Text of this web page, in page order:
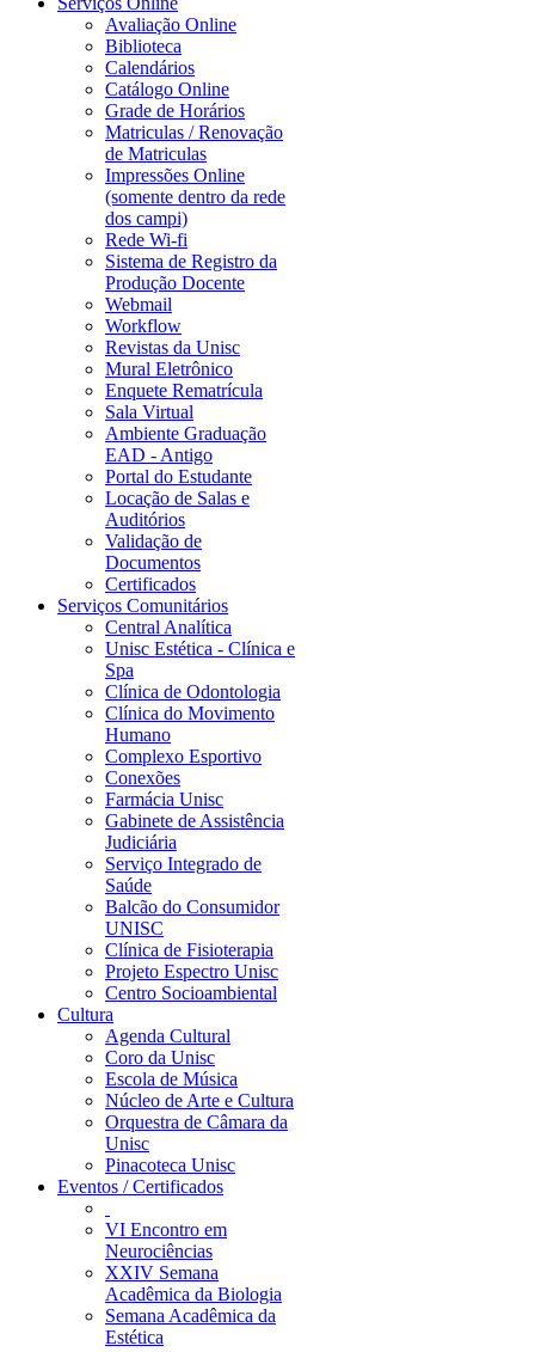
Avaliação Online
Biblioteca
Calendários
Catálogo Online
Grade de Horários
Matriculas / Renovação
de Matriculas
Impressões Online
(somente dentro da rede
dos campi)
Rede Wi-fi
Sistema de Registro da
Produção Docente
Webmail
Workflow
Revistas da Unisc
Mural Eletrônico
Enquete Rematrícula
Sala Virtual
Ambiente Graduação
EAD - Antigo
Portal do Estudante
Locação de Salas e
Auditórios
Validação de
Documentos
Certificados
Serviços Comunitários
Central Analítica
Unisc Estética - Clínica e
Spa
Clínica de Odontologia
Clínica do Movimento
Humano
Complexo Esportivo
Conexões
Farmácia Unisc
Gabinete de Assistência
Judiciária
Serviço Integrado de
Saúde
Balcão do Consumidor
UNISC
Clínica de Fisioterapia
Projeto Espectro Unisc
Centro Socioambiental
Cultura
Agenda Cultural
Coro da Unisc
Escola de Música
Núcleo de Arte e Cultura
Orquestra de Câmara da
Unisc
Pinacoteca Unisc
Eventos / Certificados
VI Encontro em
Neurociências
XXIV Semana
Acadêmica da Biologia
Semana Acadêmica da
Estética